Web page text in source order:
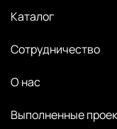
Каталог
Сотрудничество
О нас
Выполненные